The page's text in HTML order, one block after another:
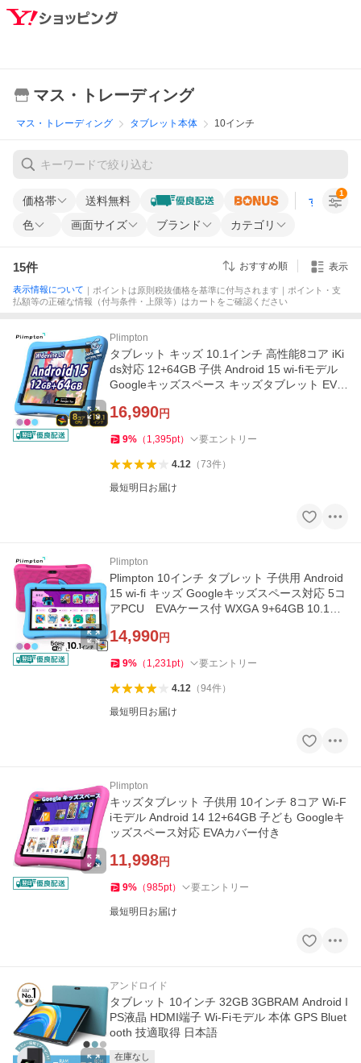
マス・トレーディング
マス・トレーディング タブレット本体 10インチ
価格帯 送料無料 すべての条
色 画面サイズ ブランド カテゴリ
1
15件 おすすめ順 表示
表示情報について ｜ポイントは原則税抜価格を基準に付与されます｜ポイント・支
払額等の正確な情報（付与条件・上限等）はカートをご確認ください
Plimpton
タブレット キッズ 10.1インチ 高性能8コア iKi
ds対応 12+64GB 子供 Android 15 wi-fiモデル
Googleキッズスペース キッズタブレット EVA
16,990円
9% （ 1,395pt） 要エントリー
4.12（73件）
最短明日お届け
Plimpton
Plimpton 10インチ タブレット 子供用 Android
15 wi-fi キッズ Googleキッズスペース対応 5コ
アPCU EVAケース付 WXGA 9+64GB 10.1型
14,990円
9% （ 1,231pt） 要エントリー
4.12（94件）
最短明日お届け
Plimpton
キッズタブレット 子供用 10インチ 8コア Wi-F
iモデル Android 14 12+64GB 子ども Googleキ
ッズスペース対応 EVAカバー付き
11,998円
9% （985pt） 要エントリー
最短明日お届け
アンドロイド
タブレット 10インチ 32GB 3GBRAM Android I
PS液晶 HDMI端子 Wi-Fiモデル 本体 GPS Bluet
ooth 技適取得 日本語
在庫なし